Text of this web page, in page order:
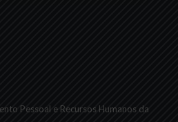
Pessoal e Recursos Humanos da